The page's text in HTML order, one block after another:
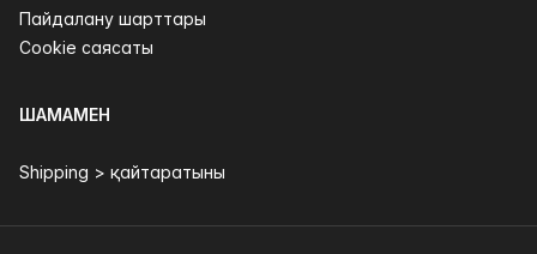
Пайдалану шарттары
Cookie саясаты
ШАМАМЕН
Shipping > қайтаратыны